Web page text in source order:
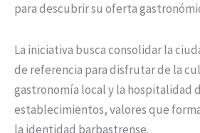
para descubrir su oferta
La iniciativa busca consolidar la
de referencia para disfrutar de la
gastronomía local y la hospitalidad
establecimientos, valores que
la identidad barbastrense.